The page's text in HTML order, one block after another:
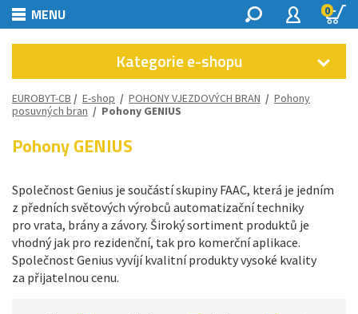
MENU 0
Kategorie e-shopu
EUROBYT-CB / E-shop / POHONY VJEZDOVÝCH BRAN / Pohony
posuvných bran / Pohony GENIUS
Pohony GENIUS
Společnost Genius je součástí skupiny FAAC, která je jedním
z předních světových výrobců automatizační techniky
pro vrata, brány a závory. Široký sortiment produktů je
vhodný jak pro rezidenční, tak pro komerční aplikace.
Společnost Genius vyvíjí kvalitní produkty vysoké kvality
za přijatelnou cenu.